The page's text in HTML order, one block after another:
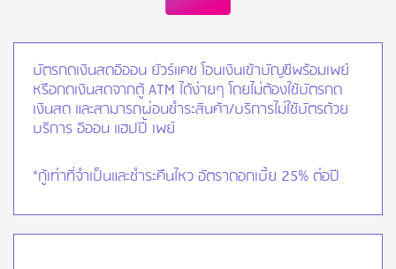
บัตรกดเงินสดอิออน ยัวร์แคช โอนเงินเข้าบัญชีพร้อมเพย์
หรือกดเงินสดจากตู้ ATM ได้ง่ายๆ โดยไม่ต้องใช้บัตรกด
เงินสด และสามารถผ่อนชำระสินค้า/บริการไม่ใช้บัตรด้วย
บริการ อิออน แฮปปี้ เพย์
*กู้เท่าที่จำเป็นและชำระคืนไหว อัตราดอกเบี้ย 25% ต่อปี